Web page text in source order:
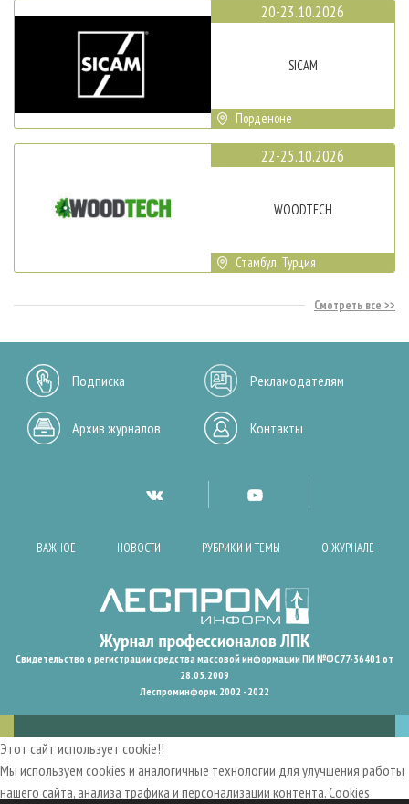
20-23.10.2026
SICAM
Порденоне
22-25.10.2026
WOODTECH
Стамбул, Турция
Смотреть все
Подписка Рекламодателям
Архив журналов Контакты
ВАЖНОЕ НОВОСТИ РУБРИКИ И ТЕМЫ О ЖУРНАЛЕ
Свидетельство о регистрации средства массовой информации ПИ №ФС77-36401 от
28.05.2009
Леспроминформ. 2002 - 2022
Этот сайт использует cookie!!
Мы используем cookies и аналогичные технологии для улучшения работы
нашего сайта, анализа трафика и персонализации контента. Cookies